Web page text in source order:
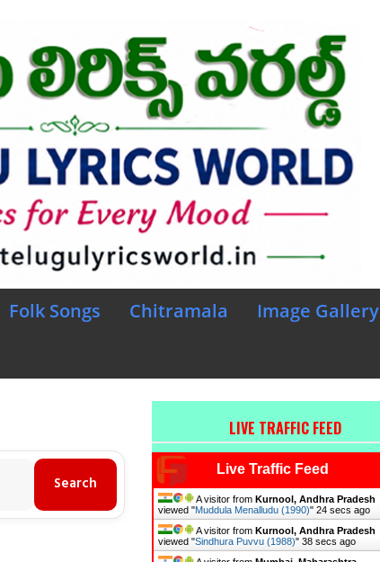
Folk Songs Chitramala Image Gallery
LIVE TRAFFIC FEED
Live Traffic Feed
A visitor from Kurnool, Andhra Pradesh
viewed "Muddula Menalludu (1990)" 25 secs ago
A visitor from Kurnool, Andhra Pradesh
viewed "Sindhura Puvvu (1988)" 39 secs ago